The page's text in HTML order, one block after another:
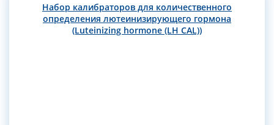
Набор калибраторов для количественного
определения лютеинизирующего гормона
(Luteinizing hormone (LH CAL))